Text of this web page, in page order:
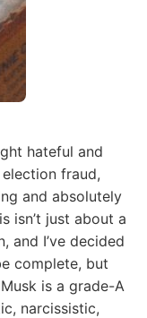
hateful and
fraud,
and absolutely
isn’t just about a
and I’ve decided
complete, but
is a grade-A
narcissistic,